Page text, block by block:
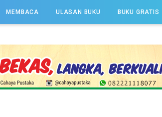
MEMBACA ULASAN BUKU BUKU GRATIS